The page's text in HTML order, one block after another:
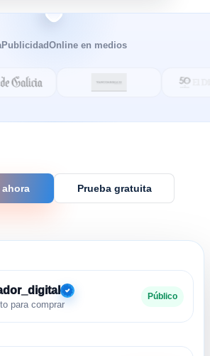
ahora Prueba gratuita
en medios
para comprar
Público